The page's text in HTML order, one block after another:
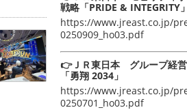
戦略「PRIDE & INTEGRITY
https://www.jreast.co.jp/
0250909_ho03.pdf
👉ＪＲ東日本 グループ経
「勇翔 2034」
https://www.jreast.co.jp/
0250701_ho03.pdf